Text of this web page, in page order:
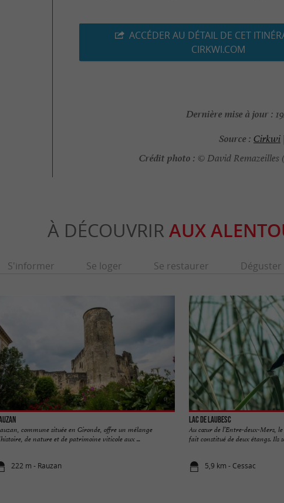
ACCÉDER AU DÉTAIL DE CET
CIRKWI.COM
Dernière mise à jour :
Source : Cirkwi
Crédit photo : © David Remazeilles
À DÉCOUVRIR AUX
S'informer Se loger Se restaurer Déguster
commune située en Gironde, offre un mélange
de nature et de patrimoine viticole aux ...
222 m - Rauzan
Lac de Laubesc
Au cœur de l’Entre-deux-Mers,
fait constitué de deux étangs. Ils
5,9 km - Cessac